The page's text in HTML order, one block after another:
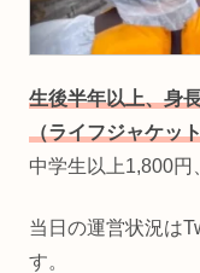
生後半年以上、身
（ライフジャケッ
中学生以上1,800円
当日の運営状況は
す。